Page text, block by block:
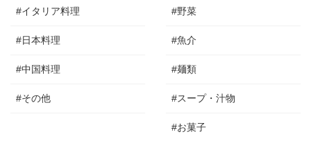
#イタリア料理
#日本料理
#中国料理
#その他
#野菜
#魚介
#麺類
#スープ・汁物
#お菓子